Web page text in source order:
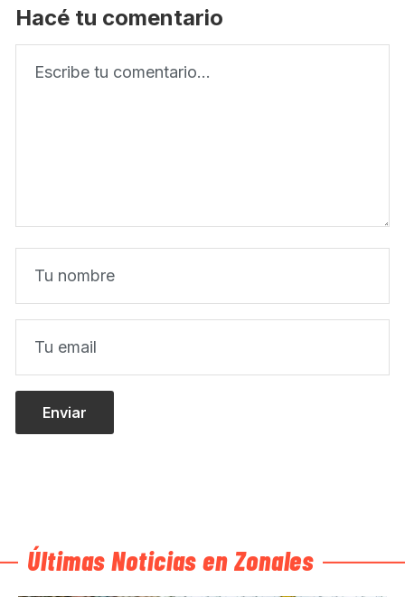
Hacé tu comentario
Últimas Noticias en Zonales